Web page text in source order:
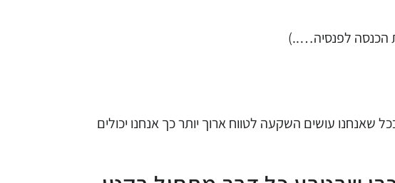
הכנסה לפנסיה…..)
שאנחנו עושים השקעה לטווח ארוך יותר כך אנחנו יכולים